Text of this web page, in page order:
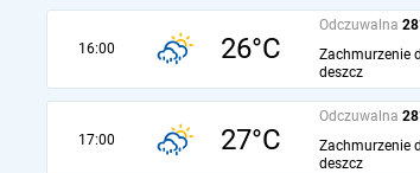
16:00 26°C
Odczuwalna
Zachmurzenie
deszcz
17:00 27°C
Odczuwalna
Zachmurzenie
deszcz